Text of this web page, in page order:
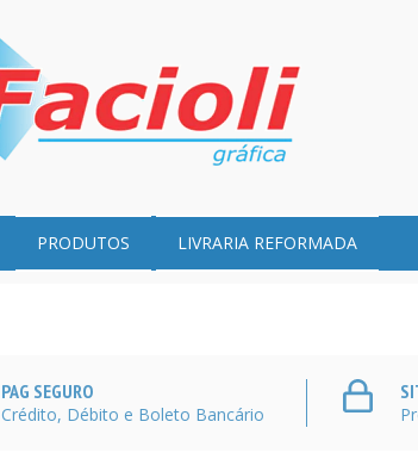
PRODUTOS LIVRARIA REFORMADA
PAG SEGURO
Crédito, Débito e Boleto Bancário